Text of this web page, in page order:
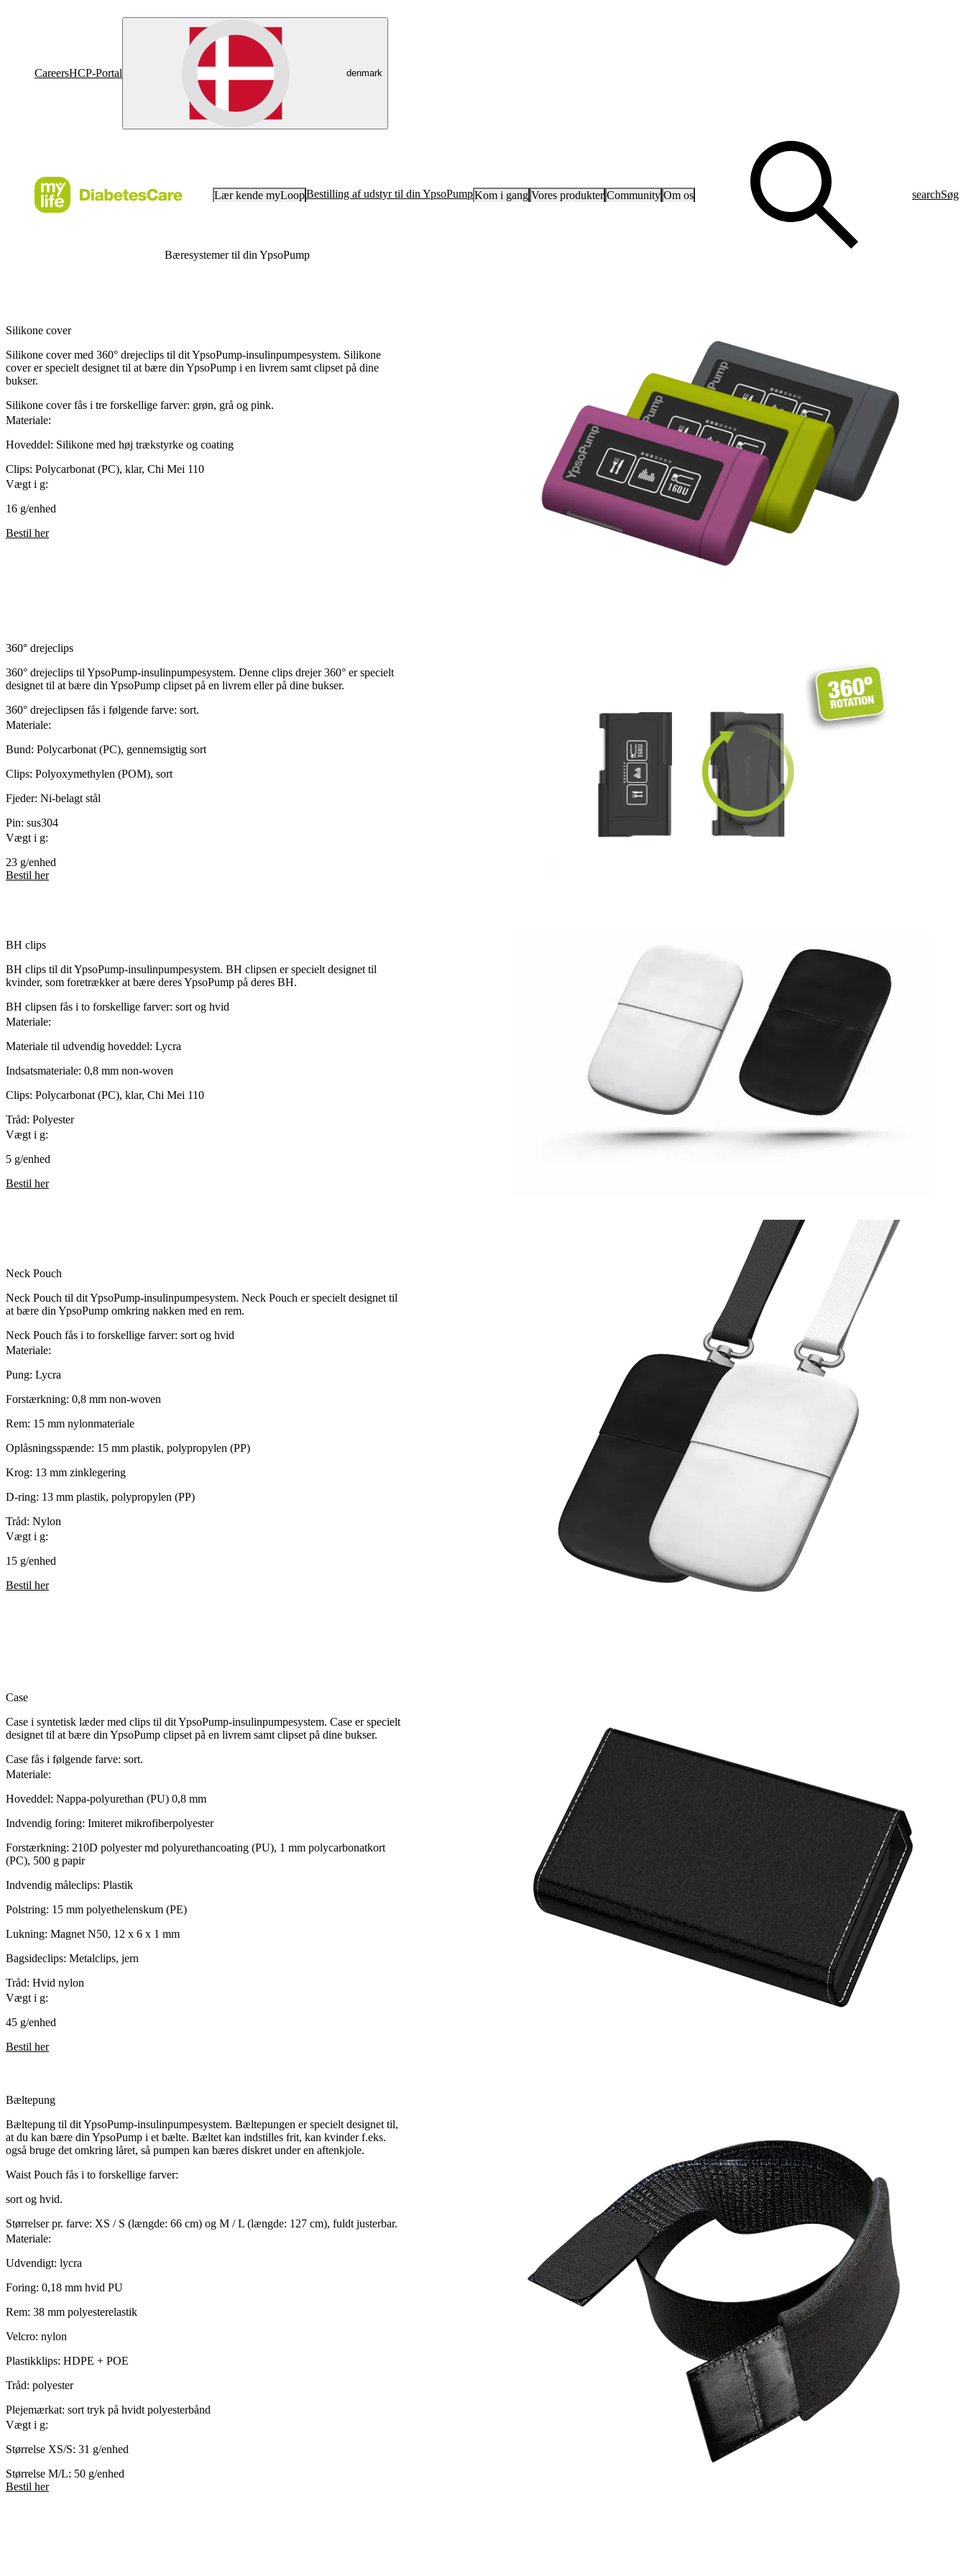
CareersHCP-Portal denmark
Lær kende myLoopBestilling af udstyr til din YpsoPumpKom i gang Vores produkter Community Om os searchSøg
Bæresystemer til din YpsoPump
Silikone cover
Silikone cover med 360° drejeclips til dit YpsoPump-insulinpumpesystem. Silikone
cover er specielt designet til at bære din YpsoPump i en livrem samt clipset på dine
bukser.
Silikone cover fås i tre forskellige farver: grøn, grå og pink.
Materiale:
Hoveddel: Silikone med høj trækstyrke og coating
Clips: Polycarbonat (PC), klar, Chi Mei 110
Vægt i g:
16 g/enhed
Bestil her
360° drejeclips
360° drejeclips til YpsoPump-insulinpumpesystem. Denne clips drejer 360° er specielt
designet til at bære din YpsoPump clipset på en livrem eller på dine bukser.
360° drejeclipsen fås i følgende farve: sort.
Materiale:
Bund: Polycarbonat (PC), gennemsigtig sort
Clips: Polyoxymethylen (POM), sort
Fjeder: Ni-belagt stål
Pin: sus304
Vægt i g:
23 g/enhed
Bestil her
BH clips
BH clips til dit YpsoPump-insulinpumpesystem. BH clipsen er specielt designet til
kvinder, som foretrækker at bære deres YpsoPump på deres BH.
BH clipsen fås i to forskellige farver: sort og hvid
Materiale:
Materiale til udvendig hoveddel: Lycra
Indsatsmateriale: 0,8 mm non-woven
Clips: Polycarbonat (PC), klar, Chi Mei 110
Tråd: Polyester
Vægt i g:
5 g/enhed
Bestil her
Neck Pouch
Neck Pouch til dit YpsoPump-insulinpumpesystem. Neck Pouch er specielt designet til
at bære din YpsoPump omkring nakken med en rem.
Neck Pouch fås i to forskellige farver: sort og hvid
Materiale:
Pung: Lycra
Forstærkning: 0,8 mm non-woven
Rem: 15 mm nylonmateriale
Oplåsningsspænde: 15 mm plastik, polypropylen (PP)
Krog: 13 mm zinklegering
D-ring: 13 mm plastik, polypropylen (PP)
Tråd: Nylon
Vægt i g:
15 g/enhed
Bestil her
Case
Case i syntetisk læder med clips til dit YpsoPump-insulinpumpesystem. Case er specielt
designet til at bære din YpsoPump clipset på en livrem samt clipset på dine bukser.
Case fås i følgende farve: sort.
Materiale:
Hoveddel: Nappa-polyurethan (PU) 0,8 mm
Indvendig foring: Imiteret mikrofiberpolyester
Forstærkning: 210D polyester md polyurethancoating (PU), 1 mm polycarbonatkort
(PC), 500 g papir
Indvendig måleclips: Plastik
Polstring: 15 mm polyethelenskum (PE)
Lukning: Magnet N50, 12 x 6 x 1 mm
Bagsideclips: Metalclips, jern
Tråd: Hvid nylon
Vægt i g:
45 g/enhed
Bestil her
Bæltepung
Bæltepung til dit YpsoPump-insulinpumpesystem. Bæltepungen er specielt designet til,
at du kan bære din YpsoPump i et bælte. Bæltet kan indstilles frit, kan kvinder f.eks.
også bruge det omkring låret, så pumpen kan bæres diskret under en aftenkjole.
Waist Pouch fås i to forskellige farver:
sort og hvid.
Størrelser pr. farve: XS / S (længde: 66 cm) og M / L (længde: 127 cm), fuldt justerbar.
Materiale:
Udvendigt: lycra
Foring: 0,18 mm hvid PU
Rem: 38 mm polyesterelastik
Velcro: nylon
Plastikklips: HDPE + POE
Tråd: polyester
Plejemærkat: sort tryk på hvidt polyesterbånd
Vægt i g:
Størrelse XS/S: 31 g/enhed
Størrelse M/L: 50 g/enhed
Bestil her